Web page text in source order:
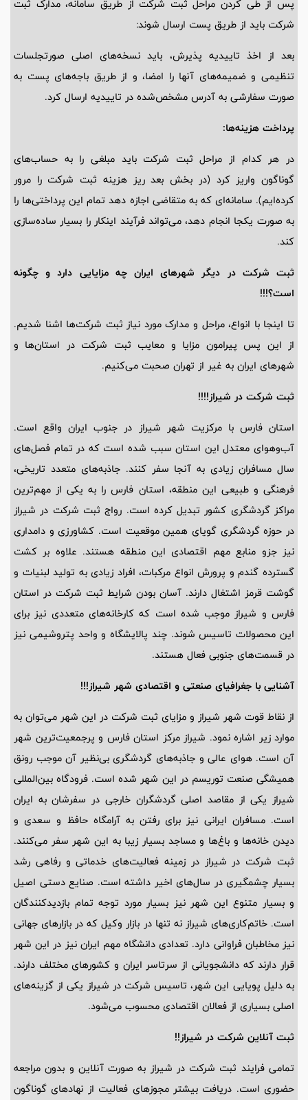
پس از طی کردن مراحل ثبت شرکت از طریق سامانه، مدارک ثبت
شرکت باید از طریق پست ارسال شوند:
بعد از اخذ تاییدیه پذیرش، باید نسخه‌های اصلی صورتجلسات
تنظیمی و ضمیمه‌های آنها را امضا، و از طریق باجه‌های پست به
صورت سفارشی به آدرس مشخص‌شده در تاییدیه ارسال کرد.
پرداخت هزینه‌ها:
در هر کدام از مراحل ثبت شرکت باید مبلغی را به حساب‌های
گوناگون واریز کرد (در بخش بعد ریز هزینه ثبت شرکت را مرور
کرده‌ایم). سامانه‌ای که به متقاضی اجازه دهد تمام این پرداختی‌ها را
به صورت یکجا انجام دهد، می‌تواند فرآیند اینکار را بسیار ساده‌سازی
کند.
ثبت شرکت در دیگر شهرهای ایران چه مزایایی دارد و چگونه
است؟!!!
تا اینجا با انواع، مراحل و مدارک مورد نیاز ثبت شرکت‌ها اشنا شدیم.
از این پس پیرامون مزایا و معایب ثبت شرکت در استان‌ها و
شهرهای ایران به غیر از تهران صحبت می‌کنیم.
ثبت شرکت در شیراز!!!!
استان فارس با مرکزیت شهر شیراز در جنوب ایران واقع است.
آب‌وهوای معتدل این استان سبب شده است که در تمام فصل‌های
سال مسافران زیادی به آنجا سفر کنند. جاذبه‌های متعدد تاریخی،
فرهنگی و طبیعی این منطقه، استان فارس را به یکی از مهم‌ترین
مراکز گردشگری کشور تبدیل کرده است. رواج ثبت شرکت در شیراز
در حوزه گردشگری گویای همین موقعیت است. کشاورزی و دامداری
نیز جزو منابع مهم اقتصادی این منطقه هستند. علاوه بر کشت
گسترده گندم و پرورش انواع مرکبات، افراد زیادی به تولید لبنیات و
گوشت قرمز اشتغال دارند. آسان بودن شرایط ثبت شرکت در استان
فارس و شیراز موجب شده است که کارخانه‌های متعددی نیز برای
این محصولات تاسیس شوند. چند پالایشگاه و واحد پتروشیمی نیز
در قسمت‌های جنوبی فعال هستند.
آشنایی با جغرافیای صنعتی و اقتصادی شهر شیراز!!!
از نقاط قوت شهر شیراز و مزایای ثبت شرکت در این شهر می‌توان به
موارد زیر اشاره نمود. شیراز مرکز استان فارس و پرجمعیت‌ترین شهر
آن است. هوای عالی و جاذبه‌های گردشگری بی‌نظیر آن موجب رونق
همیشگی صنعت توریسم در این شهر شده است. فرودگاه بین‌المللی
شیراز یکی از مقاصد اصلی گردشگران خارجی در سفرشان به ایران
است. مسافران ایرانی نیز برای رفتن به آرامگاه حافظ و سعدی و
دیدن خانه‌ها و باغ‌ها و مساجد بسیار زیبا به این شهر سفر می‌کنند.
ثبت شرکت در شیراز در زمینه فعالیت‌های خدماتی و رفاهی رشد
بسیار چشمگیری در سال‌های اخیر داشته است. صنایع دستی اصیل
و بسیار متنوع این شهر نیز بسیار مورد توجه تمام بازدیدکنندگان
است. خاتم‌کاری‌های شیراز نه تنها در بازار وکیل که در بازارهای جهانی
نیز مخاطبان فراوانی دارد. تعدادی دانشگاه مهم ایران نیز در این شهر
قرار دارند که دانشجویانی از سرتاسر ایران و کشورهای مختلف دارند.
به دلیل پویایی این شهر، تاسیس شرکت در شیراز یکی از گزینه‌های
اصلی بسیاری از فعالان اقتصادی محسوب می‌شود.
ثبت آنلاین شرکت در شیراز!!
تمامی فرایند ثبت شرکت در شیراز به صورت آنلاین و بدون مراجعه
حضوری است. دریافت بیشتر مجوزهای فعالیت از نهادهای گوناگون